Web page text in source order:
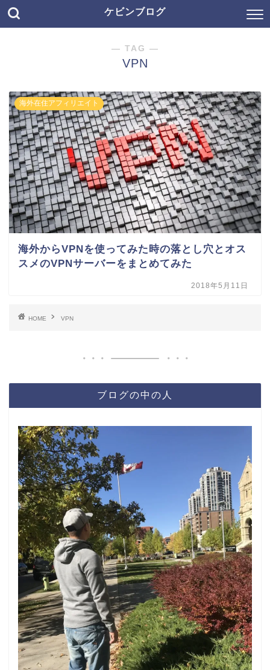
ケビンブログ
― TAG ―
VPN
海外在住アフィリエイト
海外からVPNを使ってみた時の落とし穴とオス
スメのVPNサーバーをまとめてみた
2018年5月11日
HOME VPN
ブログの中の人